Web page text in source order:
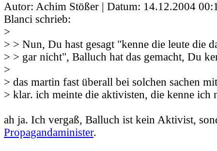
Autor: Achim Stößer | Datum: 14.12.2004
Blanci schrieb:
>
> > Nun, Du hast gesagt "kenne die leute die
> > gar nicht", Balluch hat das gemacht, Du
>
> das martin fast überall bei solchen sachen
> klar. ich meinte die aktivisten, die kenne ich
ah ja. Ich vergaß, Balluch ist kein Aktivist,
Propagandaminister.